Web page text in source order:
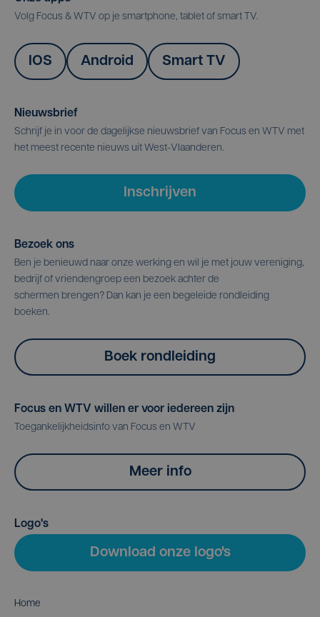
Volg Focus & WTV op je smartphone, tablet of smart TV.
IOS Android Smart TV
Nieuwsbrief
Schrijf je in voor de dagelijkse nieuwsbrief van Focus en WTV met
het meest recente nieuws uit West-Vlaanderen.
Inschrijven
Bezoek ons
Ben je benieuwd naar onze werking en wil je met jouw vereniging,
bedrijf of vriendengroep een bezoek achter de
schermen brengen? Dan kan je een begeleide rondleiding
boeken.
Boek rondleiding
Focus en WTV willen er voor iedereen zijn
Toegankelijkheidsinfo van Focus en WTV
Meer info
Logo's
Download onze logo's
Home